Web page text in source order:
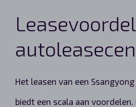
Het leasen van een
biedt een scala aan